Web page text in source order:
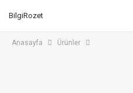
BilgiRozet
Anasayfa Ürünler